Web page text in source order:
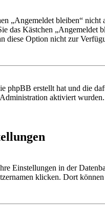
„Angemeldet bleiben“
das Kästchen
diese Option nicht zur
phpBB erstellt hat und die
aktiviert
Einstellungen in der
klicken. Dort